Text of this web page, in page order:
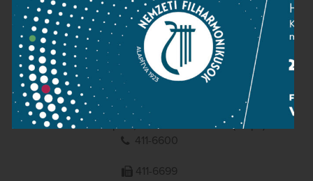
NEMZETI
FILHARMONIKUSOK
1095 Budapest, Komor Marcell u. 1. (Müpa)
411-6600
411-6699